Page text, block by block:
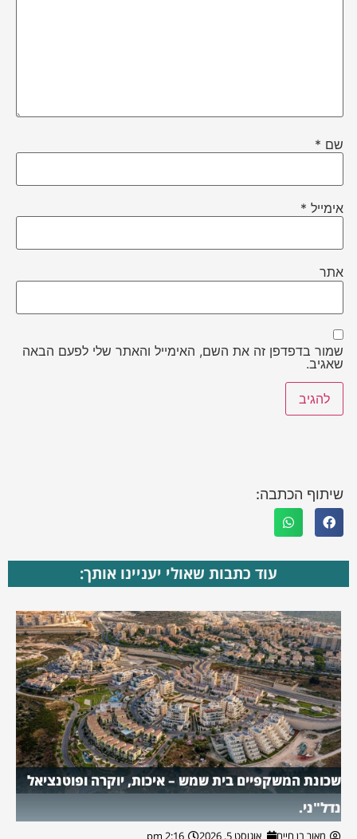
שם *
אימייל *
אתר
שמור בדפדפן זה את השם, האימייל והאתר שלי לפעם הבאה
שאגיב.
שיתוף הכתבה:
עוד כתבות שאולי יעניינו אותך:
שכונת המשקפיים בית שמש – איכות, יוקרה ופוטנציאל
נדל"ני.
מאור בן חיים אוגוסט 5, 2026 2:16 pm